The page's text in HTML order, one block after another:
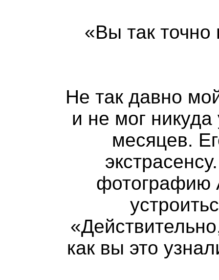
«Вы так точно
Не так давно
и не мог никуда
месяцев.
как вы это